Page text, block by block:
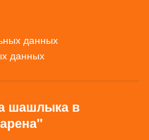
данных
данных
шашлыка в